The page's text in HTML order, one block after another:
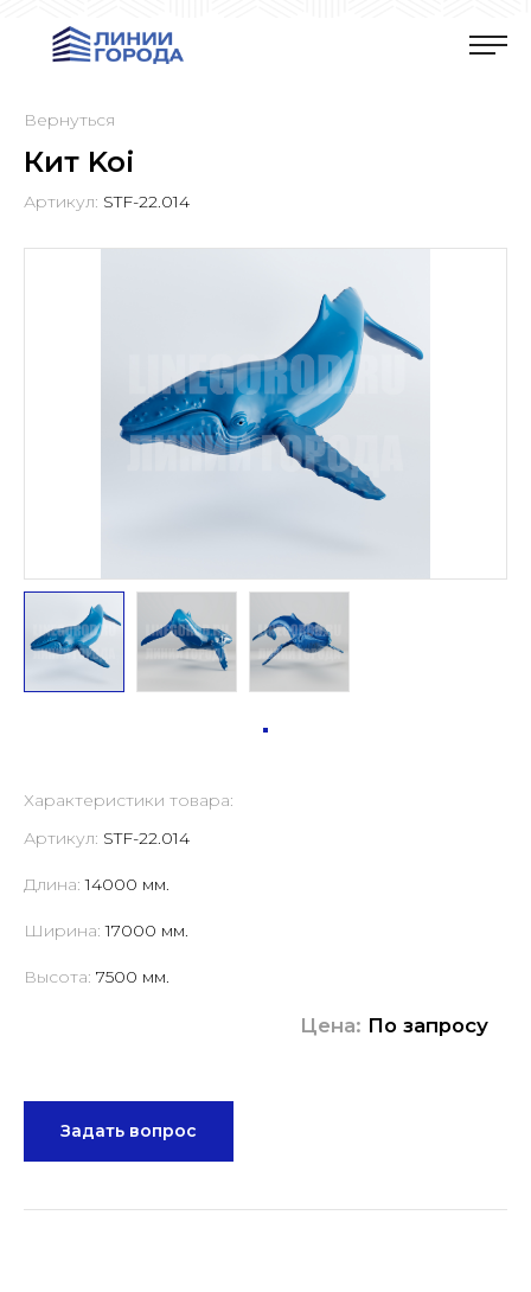
Вернуться
Кит Koi
Артикул: STF-22.014
Характеристики товара:
Артикул: STF-22.014
Длина:14000 мм.
Ширина:17000 мм.
Высота: 7500 мм.
Цена: По запросу
Задать вопрос